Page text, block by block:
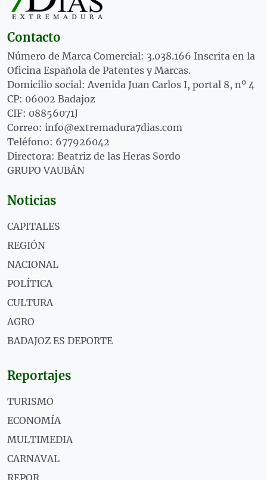
Contacto
Número de Marca Comercial: 3.038.166 Inscrita en la
Oficina Española de Patentes y Marcas.
Domicilio social: Avenida Juan Carlos I, portal 8, nº 4
CP: 06002 Badajoz
CIF: 08856071J
Correo: info@extremadura7dias.com
Teléfono: 677926042
Directora: Beatriz de las Heras Sordo
GRUPO VAUBÁN
Noticias
CAPITALES
REGIÓN
NACIONAL
POLÍTICA
CULTURA
AGRO
BADAJOZ ES DEPORTE
Reportajes
TURISMO
ECONOMÍA
MULTIMEDIA
CARNAVAL
REPOR